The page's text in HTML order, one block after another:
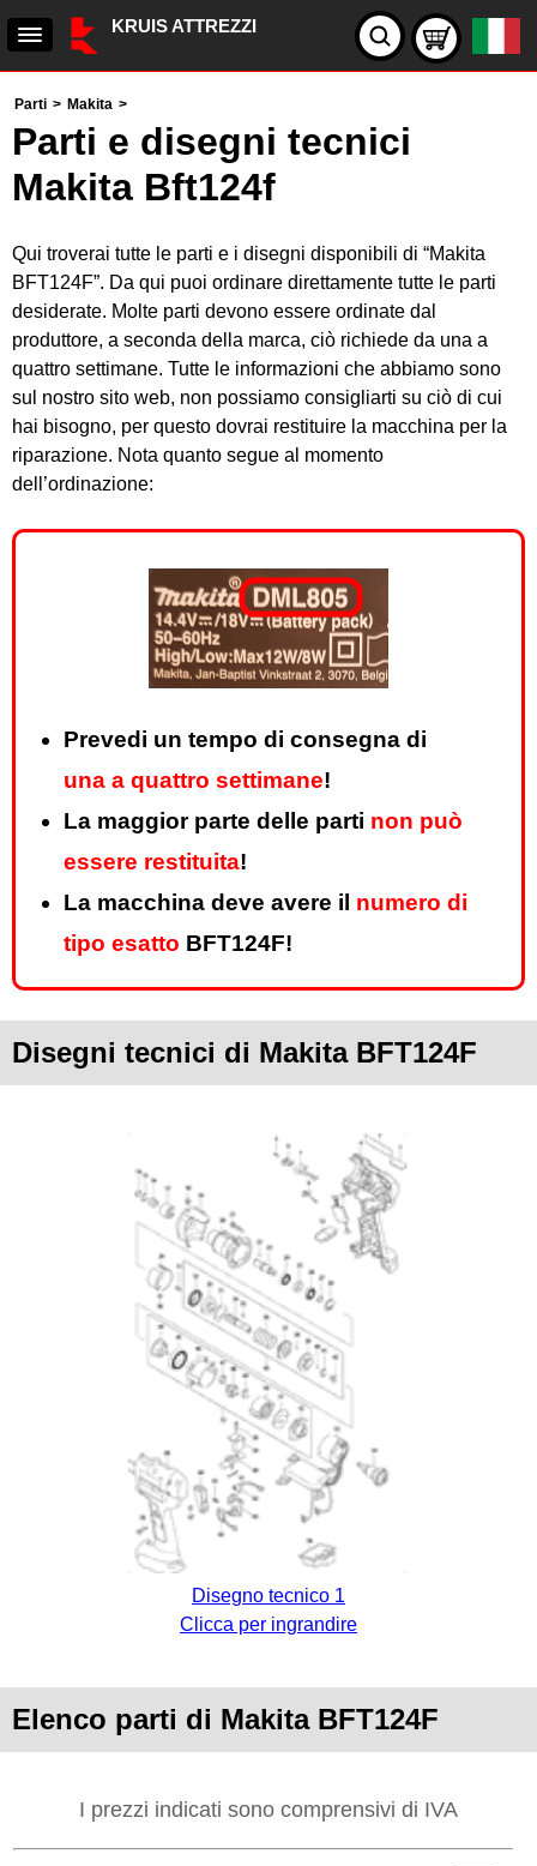
KRUIS ATTREZZI
Parti > Makita >
Parti e disegni tecnici
Makita Bft124f
Qui troverai tutte le parti e i disegni disponibili di “Makita
BFT124F”. Da qui puoi ordinare direttamente tutte le parti
desiderate. Molte parti devono essere ordinate dal
produttore, a seconda della marca, ciò richiede da una a
quattro settimane. Tutte le informazioni che abbiamo sono
sul nostro sito web, non possiamo consigliarti su ciò di cui
hai bisogno, per questo dovrai restituire la macchina per la
riparazione. Nota quanto segue al momento
dell’ordinazione:
Prevedi un tempo di consegna di
una a quattro settimane!
La maggior parte delle parti non può
essere restituita!
La macchina deve avere il numero di
tipo esatto BFT124F!
Disegni tecnici di Makita BFT124F
Disegno tecnico 1
Clicca per ingrandire
Elenco parti di Makita BFT124F
I prezzi indicati sono comprensivi di IVA